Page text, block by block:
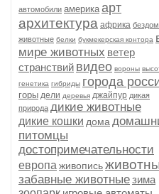
автомобили америка арт
архитектура африка
животные белки букмекерская контора
мире животных ветер
странствий видео вороны
генетика гибриды города
горы дели деревья джайпур дикая
природа дикие животные
дикие кошки дома
питомцы
достопримечательности
европа живопись
забавные животныезима